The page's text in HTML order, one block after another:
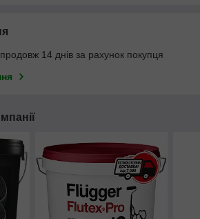
14 днів за рахунок покупця